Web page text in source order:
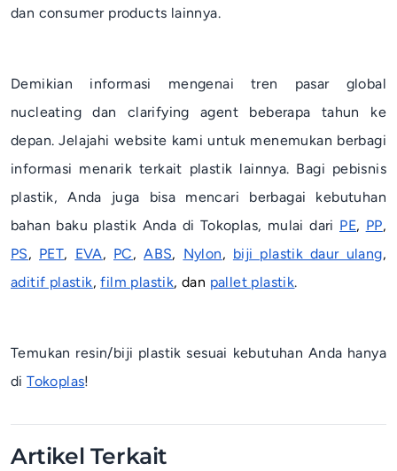
dan consumer products lainnya.
Demikian informasi mengenai tren pasar global
nucleatingdan clarifying agent beberapa tahun ke
depan. Jelajahi website kami untuk menemukan berbagi
informasi menarik terkait plastik lainnya. Bagi pebisnis
plastik, Anda juga bisa mencari berbagai kebutuhan
bahan baku plastik Anda di Tokoplas, mulai dari PE, PP,
PS, PET, EVA, PC,ABS, Nylon, biji plastik daur ulang,
aditif plastik,film plastik, dan pallet plastik.
Temukan resin/biji plastik sesuai kebutuhan Anda hanya
diTokoplas!
Artikel Terkait